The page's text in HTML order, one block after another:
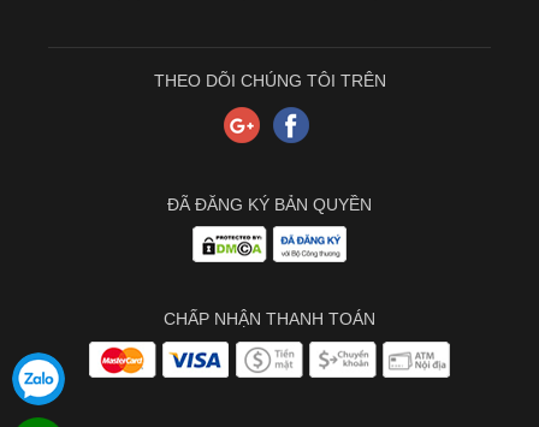
THEO DÕI CHÚNG TÔI TRÊN
ĐÃ ĐĂNG KÝ BẢN QUYỀN
CHẤP NHẬN THANH TOÁN